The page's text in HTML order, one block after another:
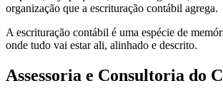
organização que a escrituração contábil agrega.
A escrituração contábil é uma espécie de
onde tudo vai estar ali, alinhado e descrito.
Assessoria e Consultoria do